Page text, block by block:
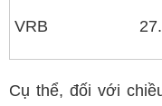
VRB
Cụ thể, đối với